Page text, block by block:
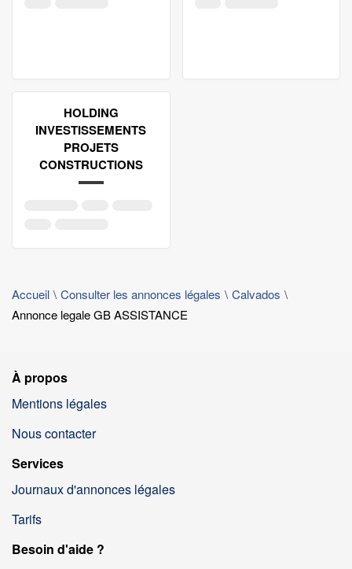
HOLDING
INVESTISSEMENTS
PROJETS
CONSTRUCTIONS
Accueil Consulter les annonces légales
Calvados
Annonce legale GB ASSISTANCE
À propos
Mentions légales
Nous contacter
Services
Journaux d'annonces légales
Tarifs
Besoin d'aide ?